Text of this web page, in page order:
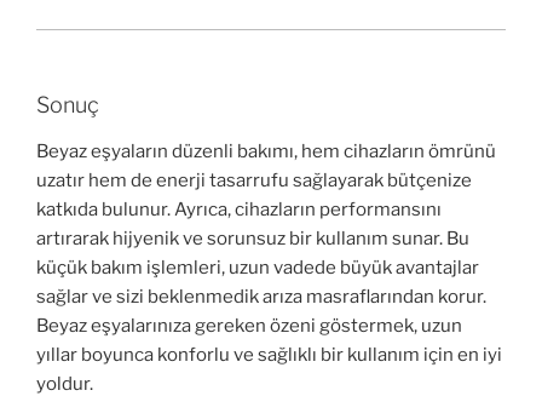
Sonuç
Beyaz eşyaların düzenli bakımı, hem cihazların ömrünü
uzatır hem de enerji tasarrufu sağlayarak bütçenize
katkıda bulunur. Ayrıca, cihazların performansını
artırarak hijyenik ve sorunsuz bir kullanım sunar. Bu
küçük bakım işlemleri, uzun vadede büyük avantajlar
sağlar ve sizi beklenmedik arıza masraflarından korur.
Beyaz eşyalarınıza gereken özeni göstermek, uzun
yıllar boyunca konforlu ve sağlıklı bir kullanım için en iyi
yoldur.